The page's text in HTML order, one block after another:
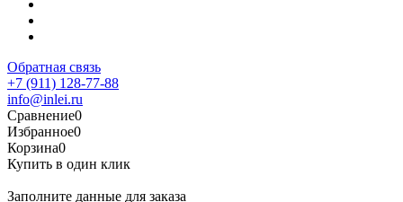
Обратная связь
+7 (911) 128-77-88
info@inlei.ru
Сравнение0
Избранное0
Корзина0
Купить в один клик
Заполните данные для заказа